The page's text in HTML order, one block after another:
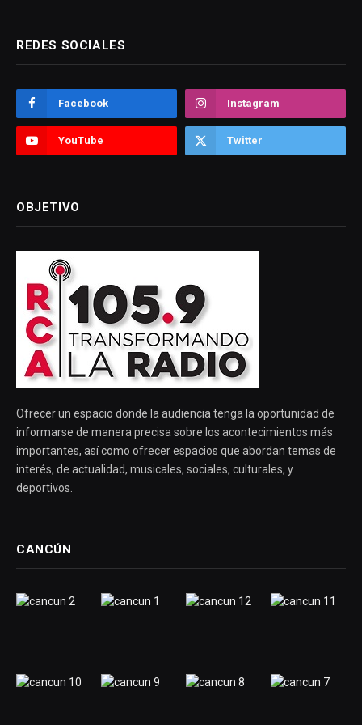
REDES SOCIALES
Facebook Instagram
YouTube Twitter
OBJETIVO
Ofrecer un espacio donde la audiencia tenga la oportunidad de
informarse de manera precisa sobre los acontecimientos más
importantes, así como ofrecer espacios que abordan temas de
interés, de actualidad, musicales, sociales, culturales, y
deportivos.
CANCÚN